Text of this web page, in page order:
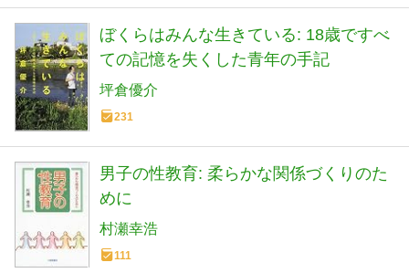
ぼくらはみんな生きている: 18歳ですべ
ての記憶を失くした青年の手記
坪倉優介
231
男子の性教育: 柔らかな関係づくりのた
めに
村瀬幸浩
111